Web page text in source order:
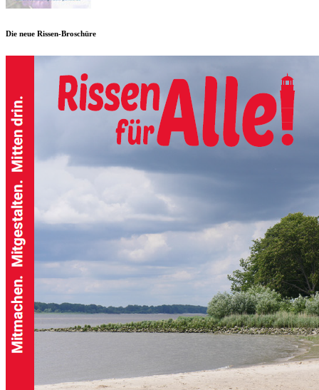
Die neue Rissen-Broschüre